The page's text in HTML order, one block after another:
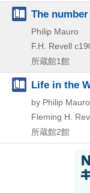
The
Philip Mauro
F.H. Revell
所蔵館1館
Life in the
by Philip Mauro
Fleming H.
所蔵館2館